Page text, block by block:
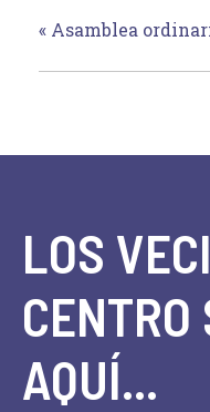
« Asamblea
LOS
CENTRO
AQUÍ...